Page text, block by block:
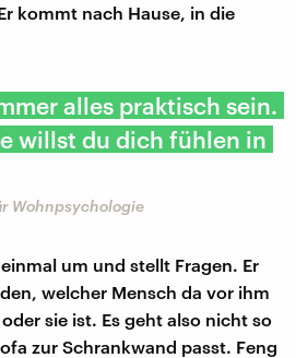
kommt nach Hause, in die
alles praktisch sein.
willst du dich fühlen in
Wohnpsychologie
um und stellt Fragen. Er
welcher Mensch da vor ihm
sie ist. Es geht also nicht so
zur Schrankwand passt. Feng